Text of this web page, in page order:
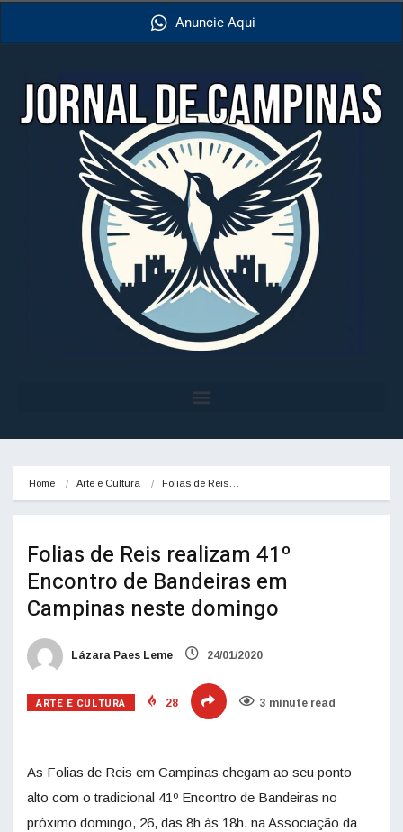
Anuncie Aqui
Home Arte e Cultura Folias de Reis…
Folias de Reis realizam 41º
Encontro de Bandeiras em
Campinas neste domingo
Lázara Paes Leme 24/01/2020
ARTE E CULTURA 28 3 minute read
As Folias de Reis em Campinas chegam ao seu ponto
alto com o tradicional 41º Encontro de Bandeiras no
próximo domingo, 26, das 8h às 18h, na Associação da